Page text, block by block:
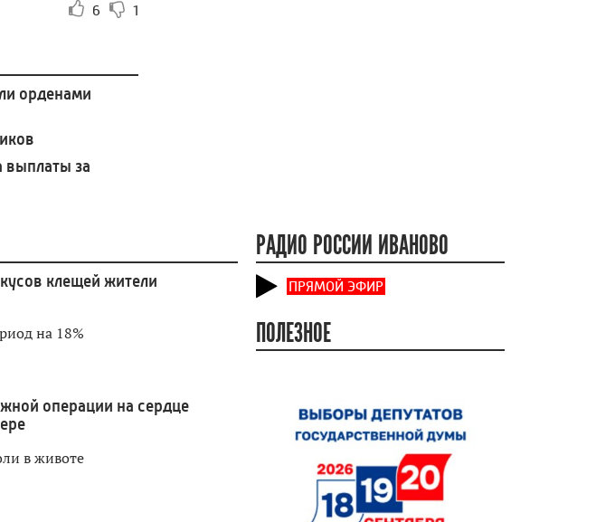
6 1
орденами
выплаты за
клещей жители
на 18%
операции на сердце
в животе
РАДИО РОССИИ ИВАНОВО
ПРЯМОЙ ЭФИР
ПОЛЕЗНОЕ